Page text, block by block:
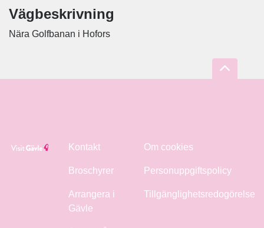
Vägbeskrivning
Nära Golfbanan i Hofors
Kontakt
Broschyrer
Arrangera i
Gävle
Om cookies
Personuppgiftspolicy
Tillgänglighetsredogörelse